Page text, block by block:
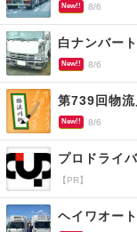
New!! 8/6
New!! 8/6
第739回物
New!! 8/6
プロドライ
【PR】